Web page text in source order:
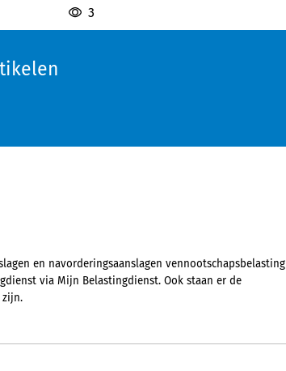
3
en navorderingsaanslagen vennootschapsbelasting
via Mijn Belastingdienst. Ook staan er de
zijn.